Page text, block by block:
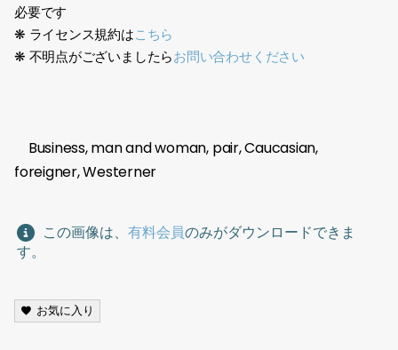
必要です
❋ ライセンス規約はこちら
❋ 不明点がございましたらお問い合わせください
Business, man and woman, pair, Caucasian,
foreigner, Westerner
この画像は、 有料会員のみがダウンロードできま
す。
お気に入り